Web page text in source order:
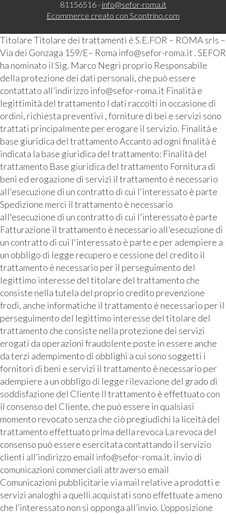
81156516 - info@sefor-roma.it
Ecommerce creato con Scontrino.com
Titolare Titolare dei trattamenti è S.E.FOR – ROMA srls –
Via dei Gonzaga 159/E– Roma info@sefor-roma.it . SEFOR
ha nominato il Sig. Marco Negri proprio Responsabile
della protezione dei dati personali, che può essere
contattato all’indirizzo info@sefor-roma.it Finalità e
legittimità del trattamento I dati raccolti in occasione di
ordini, richiesta preventivi , forniture di bei e servizi sono
trattati principalmente per erogare il servizio. Finalità e
base giuridica del trattamento Accanto ad ogni finalità è
indicata la base giuridica del trattamento: Finalità del
trattamento Base giuridica del trattamento Fornitura di
beni ed erogazione di servizi il trattamento è necessario
all'esecuzione di un contratto di cui l'interessato è parte
Spedizione merci il trattamento è necessario
all'esecuzione di un contratto di cui l'interessato è parte
Fatturazione il trattamento è necessario all'esecuzione di
un contratto di cui l'interessato è parte e per adempiere a
un obbligo di legge recupero e cessione del credito il
trattamento è necessario per il perseguimento del
legittimo interesse del titolare del trattamento che
consiste nella tutela del proprio credito prevenzione
frodi, anche informatiche il trattamento è necessario per il
perseguimento del legittimo interesse del titolare del
trattamento che consiste nella protezione dei servizi
erogati da operazioni fraudolente poste in essere anche
da terzi adempimento di obblighi a cui sono soggetti i
fornitori di beni e servizi il trattamento è necessario per
adempiere a un obbligo di legge rilevazione del grado di
soddisfazione del Cliente Il trattamento è effettuato con
il consenso del Cliente, che può essere in qualsiasi
momento revocato senza che ciò pregiudichi la liceità del
trattamento effettuato prima della revoca La revoca del
consenso può essere esercitata contattando il servizio
clienti all’indirizzo email info@sefor-roma.it. invio di
comunicazioni commerciali attraverso email
Comunicazioni pubblicitarie via mail relative a prodotti e
servizi analoghi a quelli acquistati sono effettuate a meno
che l’interessato non si opponga all’invio. L’opposizione